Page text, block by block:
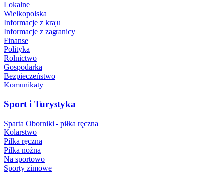
Lokalne
Wielkopolska
Informacje z kraju
Informacje z zagranicy
Finanse
Polityka
Rolnictwo
Gospodarka
Bezpieczeństwo
Komunikaty
Sport i Turystyka
Sparta Oborniki - piłka ręczna
Kolarstwo
Piłka ręczna
Piłka nożna
Na sportowo
Sporty zimowe